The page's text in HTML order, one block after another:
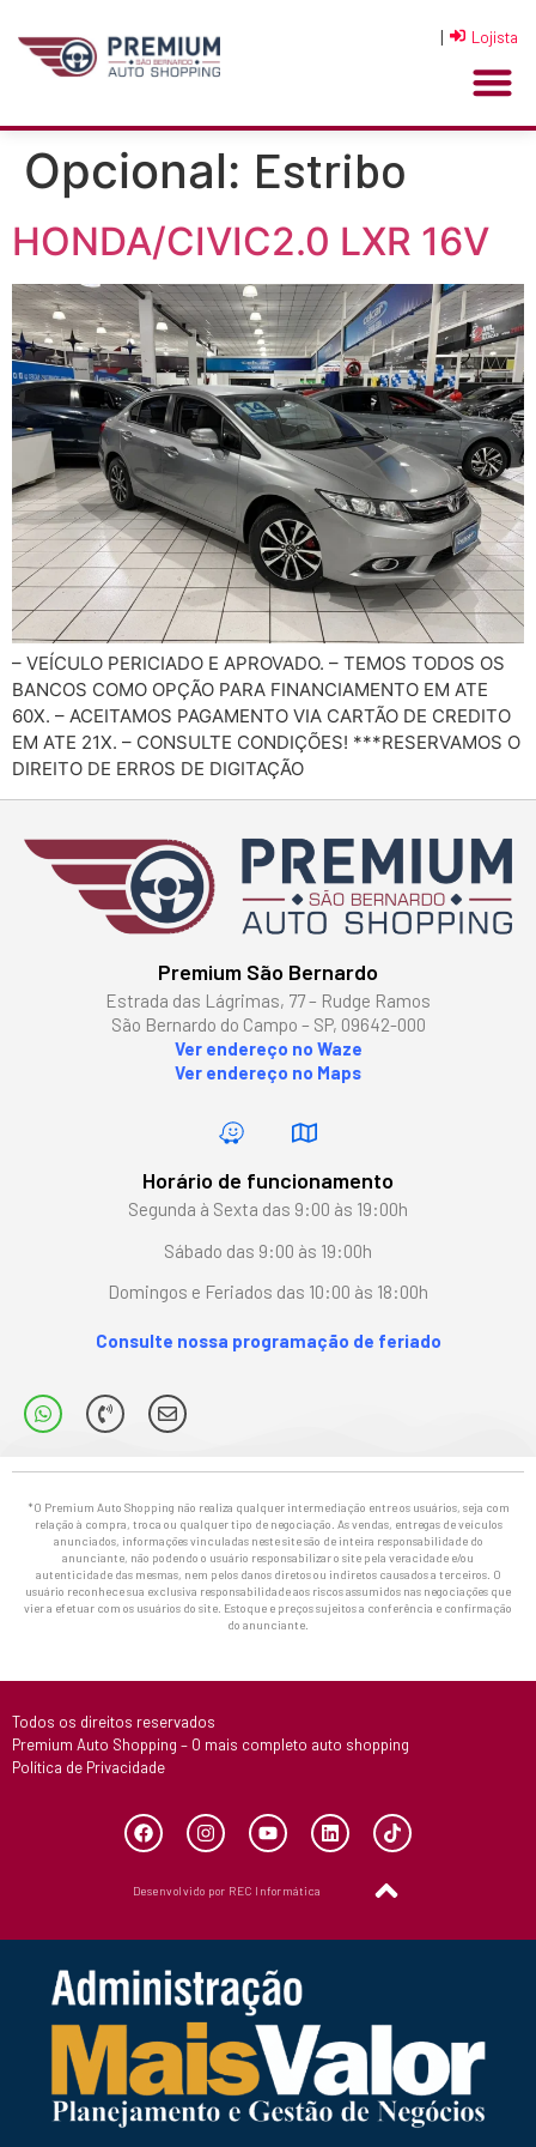
| Lojista
Opcional: Estribo
HONDA/CIVIC2.0 LXR 16V
– VEÍCULO PERICIADO E APROVADO. – TEMOS TODOS OS
BANCOS COMO OPÇÃO PARA FINANCIAMENTO EM ATE
60X. – ACEITAMOS PAGAMENTO VIA CARTÃO DE CREDITO
EM ATE 21X. – CONSULTE CONDIÇÕES! ***RESERVAMOS O
DIREITO DE ERROS DE DIGITAÇÃO
Premium São Bernardo
Estrada das Lágrimas, 77 – Rudge Ramos
São Bernardo do Campo – SP, 09642-000
Ver endereço no Waze
Ver endereço no Maps
Horário de funcionamento
Segunda à Sexta das 9:00 às 19:00h
Sábado das 9:00 às 19:00h
Domingos e Feriados das 10:00 às 18:00h
Consulte nossa programação de feriado
*O Premium Auto Shopping não realiza qualquer intermediação entre os usuários, seja com
relação à compra, troca ou qualquer tipo de negociação. As vendas, entregas de veículos
anunciados, informações vinculadas neste site são de inteira responsabilidade do
anunciante, não podendo o usuário responsabilizar o site pela veracidade e/ou
autenticidade das mesmas, nem pelos danos diretos ou indiretos causados a terceiros. O
usuário reconhece sua exclusiva responsabilidade aos riscos assumidos nas negociações que
vier a efetuar com os usuários do site. Estoque e preços sujeitos a conferência e confirmação
do anunciante.
Todos os direitos reservados
Premium Auto Shopping – O mais completo auto shopping
Política de Privacidade
Desenvolvido por REC Informática